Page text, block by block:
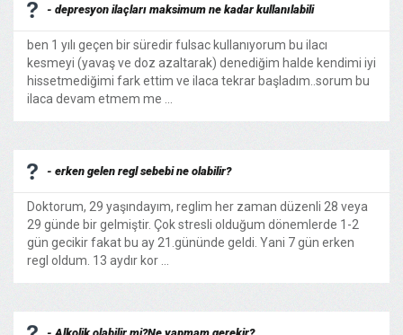
- depresyon ilaçları maksimum ne kadar kullanılabili
ben 1 yılı geçen bir süredir fulsac kullanıyorum bu ilacı
kesmeyi (yavaş ve doz azaltarak) denediğim halde kendimi iyi
hissetmediğimi fark ettim ve ilaca tekrar başladım..sorum bu
ilaca devam etmem me ...
- erken gelen regl sebebi ne olabilir?
Doktorum, 29 yaşındayım, reglim her zaman düzenli 28 veya
29 günde bir gelmiştir. Çok stresli olduğum dönemlerde 1-2
gün gecikir fakat bu ay 21.gününde geldi. Yani 7 gün erken
regl oldum. 13 aydır kor ...